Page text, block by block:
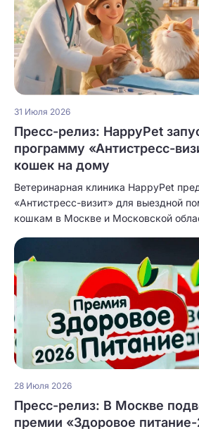
31 Июля 2026
Пресс-релиз: HappyPet
программу «Антистресс-
кошек на дому
Ветеринарная клиника HappyPet
«Антистресс-визит» для выездной
кошкам в Москве и Московской
28 Июля 2026
Пресс-релиз: В Москве
премии «Здоровое